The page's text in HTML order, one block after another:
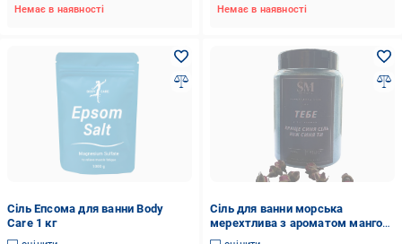
Немає в наявності Немає в наявності
Сіль Епсома для ванни Body
Care 1 кг
Сіль для ванни морська
мерехтлива з ароматом манго
Синій (12852227)